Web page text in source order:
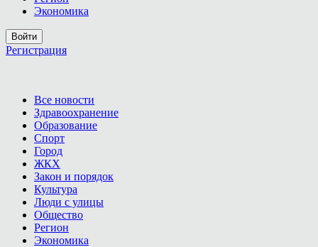
Экономика
Войти
Регистрация
Все новости
Здравоохранение
Образование
Спорт
Город
ЖКХ
Закон и порядок
Культура
Люди с улицы
Общество
Регион
Экономика